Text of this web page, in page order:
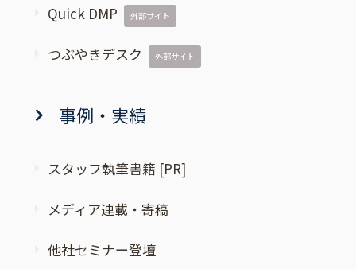
Quick DMP 外部サイト
つぶやきデスク 外部サイト
事例・実績
スタッフ執筆書籍 [PR]
メディア連載・寄稿
他社セミナー登壇